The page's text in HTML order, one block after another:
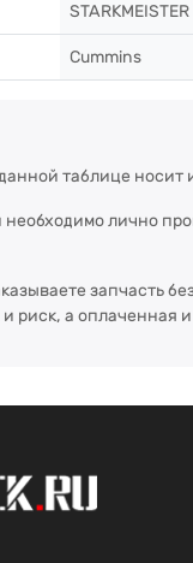
STARKMEISTER
Cummins
таблице носит
необходимо лично
запчасть
риск, а оплаченная